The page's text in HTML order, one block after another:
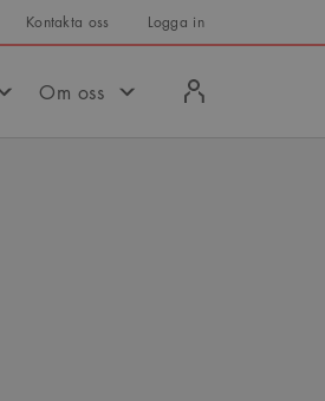
Kontakta oss Logga in
Om oss
in